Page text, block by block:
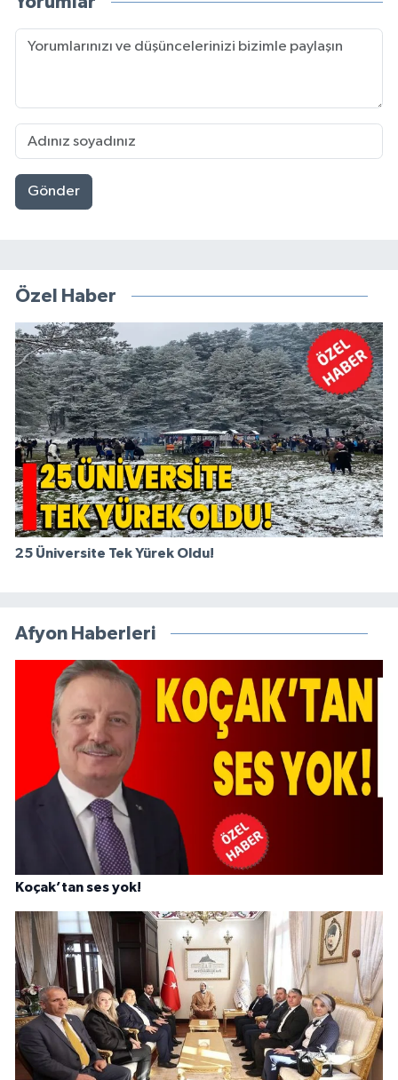
Gönder
Özel Haber
25 Üniversite Tek Yürek Oldu!
Afyon Haberleri
Koçak’tan ses yok!